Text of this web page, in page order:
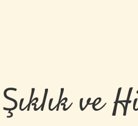
Şıklık ve